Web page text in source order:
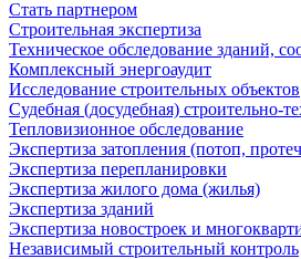
Стать партнером
Строительная экспертиза
Техническое обследование зданий,
Комплексный энергоаудит
Исследование строительных объектов
Судебная (досудебная) строительно-
Тепловизионное обследование
Экспертиза затопления (потоп,
Экспертиза перепланировки
Экспертиза жилого дома (жилья)
Экспертиза зданий
Экспертиза новостроек и
Независимый строительный контроль